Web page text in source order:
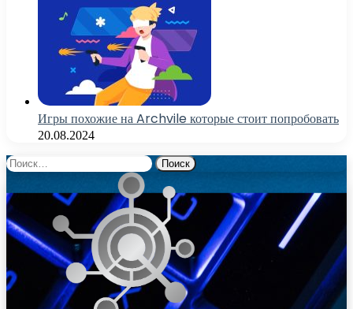
Игры похожие на Archvile которые стоит попробовать
20.08.2024
Найти: